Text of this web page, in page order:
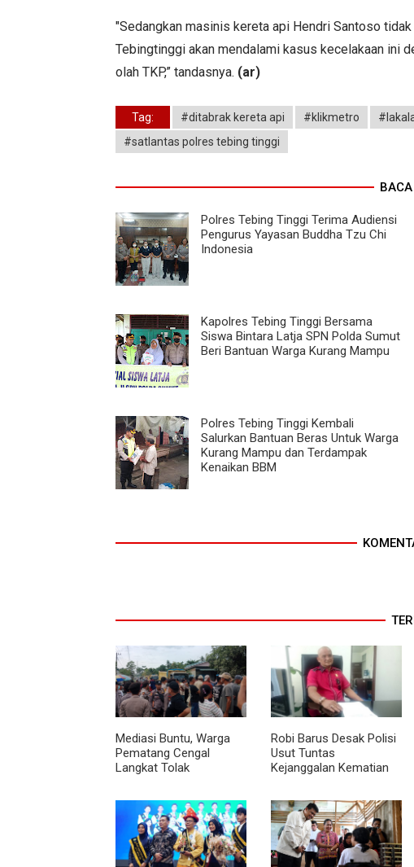
"Sedangkan masinis kereta api Hendri Santoso
Tebingtinggi akan mendalami kasus kecelakaan ini
olah TKP,” tandasnya. (ar)
Tag: #ditabrak kereta api #klikmetro
#satlantas polres tebing tinggi
Polres Tebing Tinggi Terima Audiensi
Pengurus Yayasan Buddha Tzu Chi
Indonesia
Kapolres Tebing Tinggi Bersama
Siswa Bintara Latja SPN Polda Sumut
Beri Bantuan Warga Kurang Mampu
Polres Tebing Tinggi Kembali
Salurkan Bantuan Beras Untuk Warga
Kurang Mampu dan Terdampak
Kenaikan BBM
Mediasi Buntu, Warga
Pematang Cengal
Langkat Tolak
Robi Barus Desak Polisi
Usut Tuntas
Kejanggalan Kematian
Helvetia, Minta Otopsi
Ulang